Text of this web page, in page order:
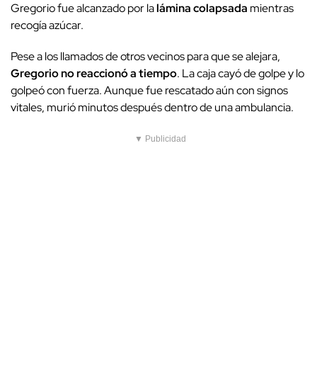
Gregorio fue alcanzado por lalámina colapsada mientras
recogía azúcar.
Pese a los llamados de otros vecinos para que se alejara,
Gregorio no reaccionó a tiempo. La caja cayó de golpe y lo
golpeó con fuerza. Aunque fue rescatado aún con signos
vitales, murió minutos después dentro de una ambulancia.
▼ Publicidad